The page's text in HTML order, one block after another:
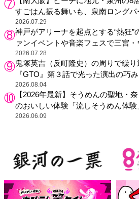
すごはん振る舞いも、泉南ロング
ェ」がリニューアル！
2026.07.29
神戸がアリーナを起点とする“熱狂”
ァンイベントや音楽フェスで三宮
活性化
2026.07.28
鬼塚英吉（反町隆史）の周りで繰
『GTO』第３話で光った演出の巧み
2026.08.04
【2026年最新】そうめんの聖地・
のおいしい体験「流しそうめん体験
2026.06.09